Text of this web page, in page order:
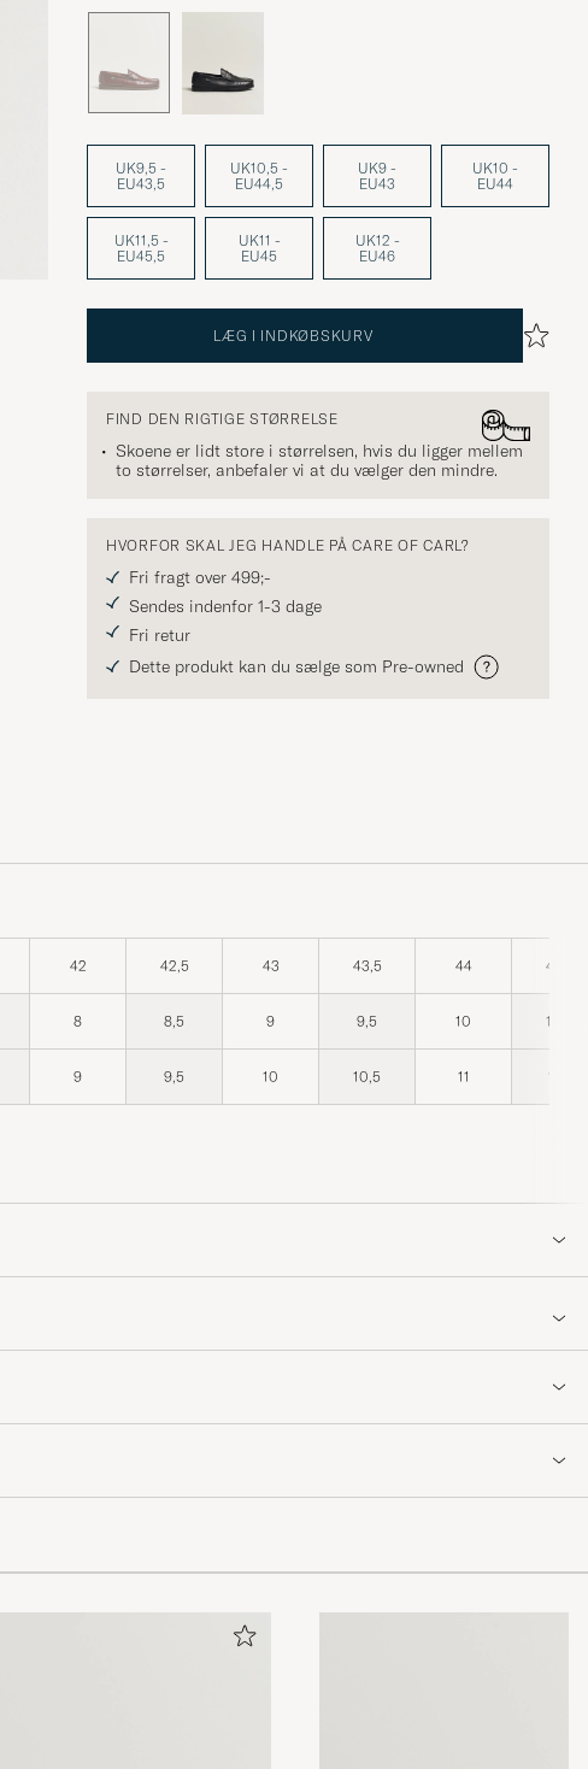
UK9,5 -
EU43,5
UK10,5 -
EU44,5
UK9 -
EU43
UK10 -
EU44
UK11,5 -
EU45,5
UK11 -
EU45
UK12 -
EU46
LÆG I INDKØBSKURV
FIND DEN RIGTIGE STØRRELSE
Skoene er lidt store i størrelsen, hvis du ligger mellem
to størrelser, anbefaler vi at du vælger den mindre.
HVORFOR SKAL JEG HANDLE PÅ CARE OF CARL?
Fri fragt over 499;-
Sendes indenfor 1-3 dage
Fri retur
Dette produkt kan du sælge som Pre-owned
42 42,5 43 43,5 44 44,5
8 8,5 9 9,5 10 10,5
9 9,5 10 10,5 11 11,5